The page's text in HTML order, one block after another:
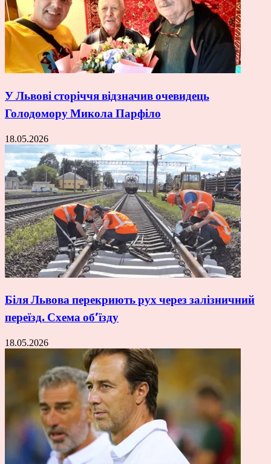
У Львові сторіччя відзначив очевидець
Голодомору Микола Парфіло
18.05.2026
Біля Львова перекриють рух через залізничний
переїзд. Схема об’їзду
18.05.2026